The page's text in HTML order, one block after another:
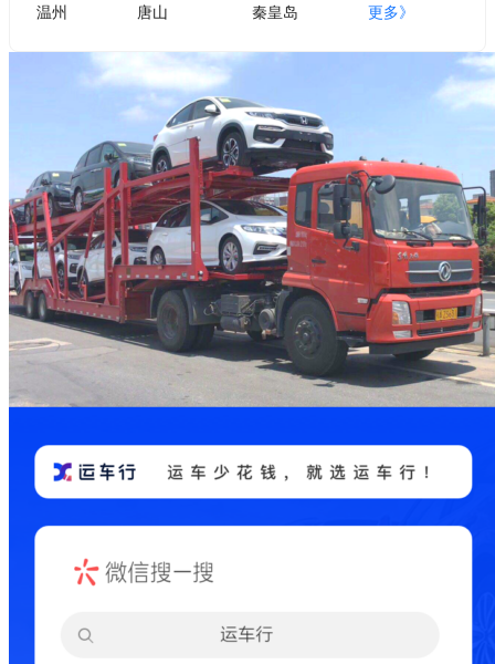
温州
唐山 秦皇岛 更多》